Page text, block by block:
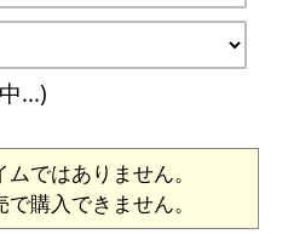
...)
ではありません。
購入できません。